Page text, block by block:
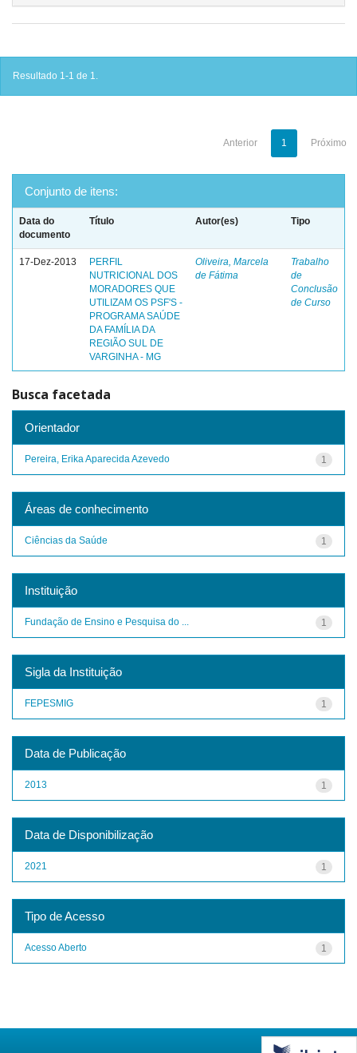
Resultado 1-1 de 1.
Anterior 1 Próximo
Conjunto de itens:
Data do
documento
Título Autor(es) Tipo
17-Dez-2013
PERFIL
NUTRICIONAL DOS
MORADORES QUE
UTILIZAM OS PSF'S -
PROGRAMA SAÚDE
DA FAMÍLIA DA
REGIÃO SUL DE
VARGINHA - MG
Oliveira, Marcela
de Fátima
Trabalho
de
Conclusão
de Curso
Busca facetada
Orientador
1
Pereira, Erika Aparecida Azevedo
Áreas de conhecimento
1
Ciências da Saúde
Instituição
1
Fundação de Ensino e Pesquisa do ...
Sigla da Instituição
1
FEPESMIG
Data de Publicação
1
2013
Data de Disponibilização
1
2021
Tipo de Acesso
1
Acesso Aberto